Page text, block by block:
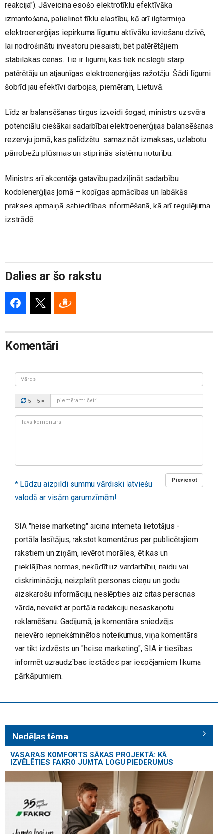
reakcija"). Jāveicina esošo elektrotīklu efektīvāka
izmantošana, palielinot tīklu elastību, kā arī ilgtermiņa
elektroenerģijas iepirkuma līgumu aktīvāku ieviešanu dzīvē,
lai nodrošinātu investoru piesaisti, bet patērētājiem
stabilākas cenas. Tie ir līgumi, kas tiek noslēgti starp
patērētāju un atjaunīgas elektroenerģijas ražotāju. Šādi līgumi
šobrīd jau efektīvi darbojas, piemēram, Lietuvā.
Līdz ar balansēšanas tirgus izveidi šogad, ministrs uzsvēra
potenciālu ciešākai sadarbībai elektroenerģijas balansēšanas
rezervju jomā, kas palīdzētu samazināt izmaksas, uzlabotu
pārrobežu plūsmas un stiprinās sistēmu noturību.
Ministrs arī akcentēja gatavību padziļināt sadarbību
kodolenerģijas jomā – kopīgas apmācības un labākās
prakses apmaiņā sabiedrības informēšanā, kā arī regulējuma
izstrādē.
Dalies ar šo rakstu
Komentāri
Vārds
Drošības
kods:
5 + 5 =
Tavs
Pievienot
* Lūdzu aizpildi summu vārdiski latviešu
valodā ar visām garumzīmēm!
SIA "heise marketing" aicina interneta lietotājus -
portāla lasītājus, rakstot komentārus par publicētajiem
rakstiem un ziņām, ievērot morāles, ētikas un
pieklājības normas, nekūdīt uz vardarbību, naidu vai
diskrimināciju, neizplatīt personas cieņu un godu
aizskarošu informāciju, neslēpties aiz citas personas
vārda, neveikt ar portāla redakciju nesaskaņotu
reklamēšanu. Gadījumā, ja komentāra sniedzējs
neievēro iepriekšminētos noteikumus, viņa komentārs
var tikt izdzēsts un "heise marketing", SIA ir tiesības
informēt uzraudzības iestādes par iespējamiem likuma
pārkāpumiem.
Nedēļas tēma
VASARAS KOMFORTS SĀKAS PROJEKTĀ: KĀ
IZVĒLĒTIES FAKRO JUMTA LOGU PIEDERUMUS